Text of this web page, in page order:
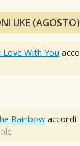
UKE (AGOSTO)
With You
Rainbow accordi